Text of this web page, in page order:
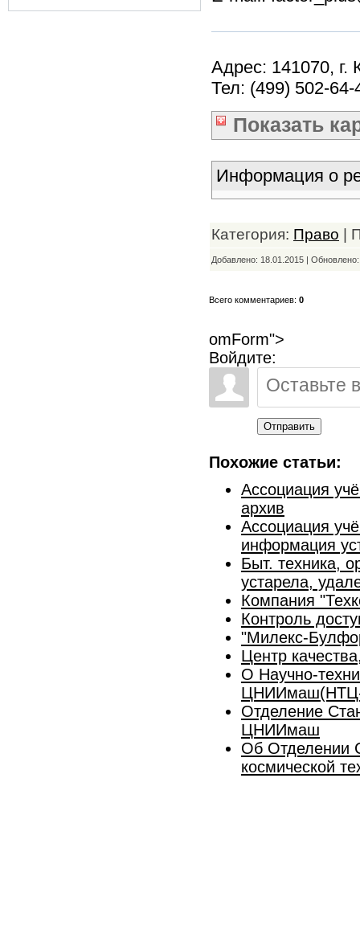
Адрес: 141070,
Тел: (499) 502-
Показать
Информация о
Категория: Право |
Добавлено: 18.01.2015 |
Всего комментариев: 0
omForm">
Войдите:
Отправить
Похожие статьи:
Ассоциация
архив
Ассоциация
информация
Быт. техника,
устарела,
Компания
Контроль
"Милекс-
Центр
О Научно-
Отделение
ЦНИИмаш
Об Отделении
космической